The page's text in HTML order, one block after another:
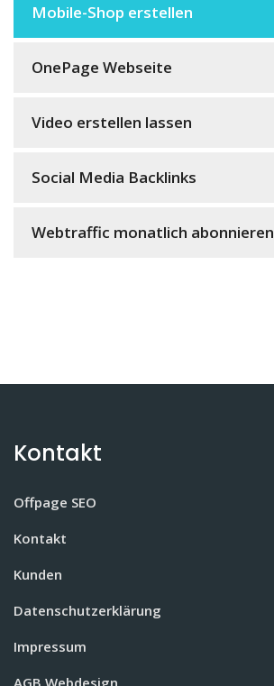
Mobile-Shop erstellen
OnePage Webseite
Video erstellen lassen
Social Media Backlinks
Webtraffic monatlich abonnieren
Kontakt
Offpage SEO
Kontakt
Kunden
Datenschutzerklärung
Impressum
AGB Webdesign